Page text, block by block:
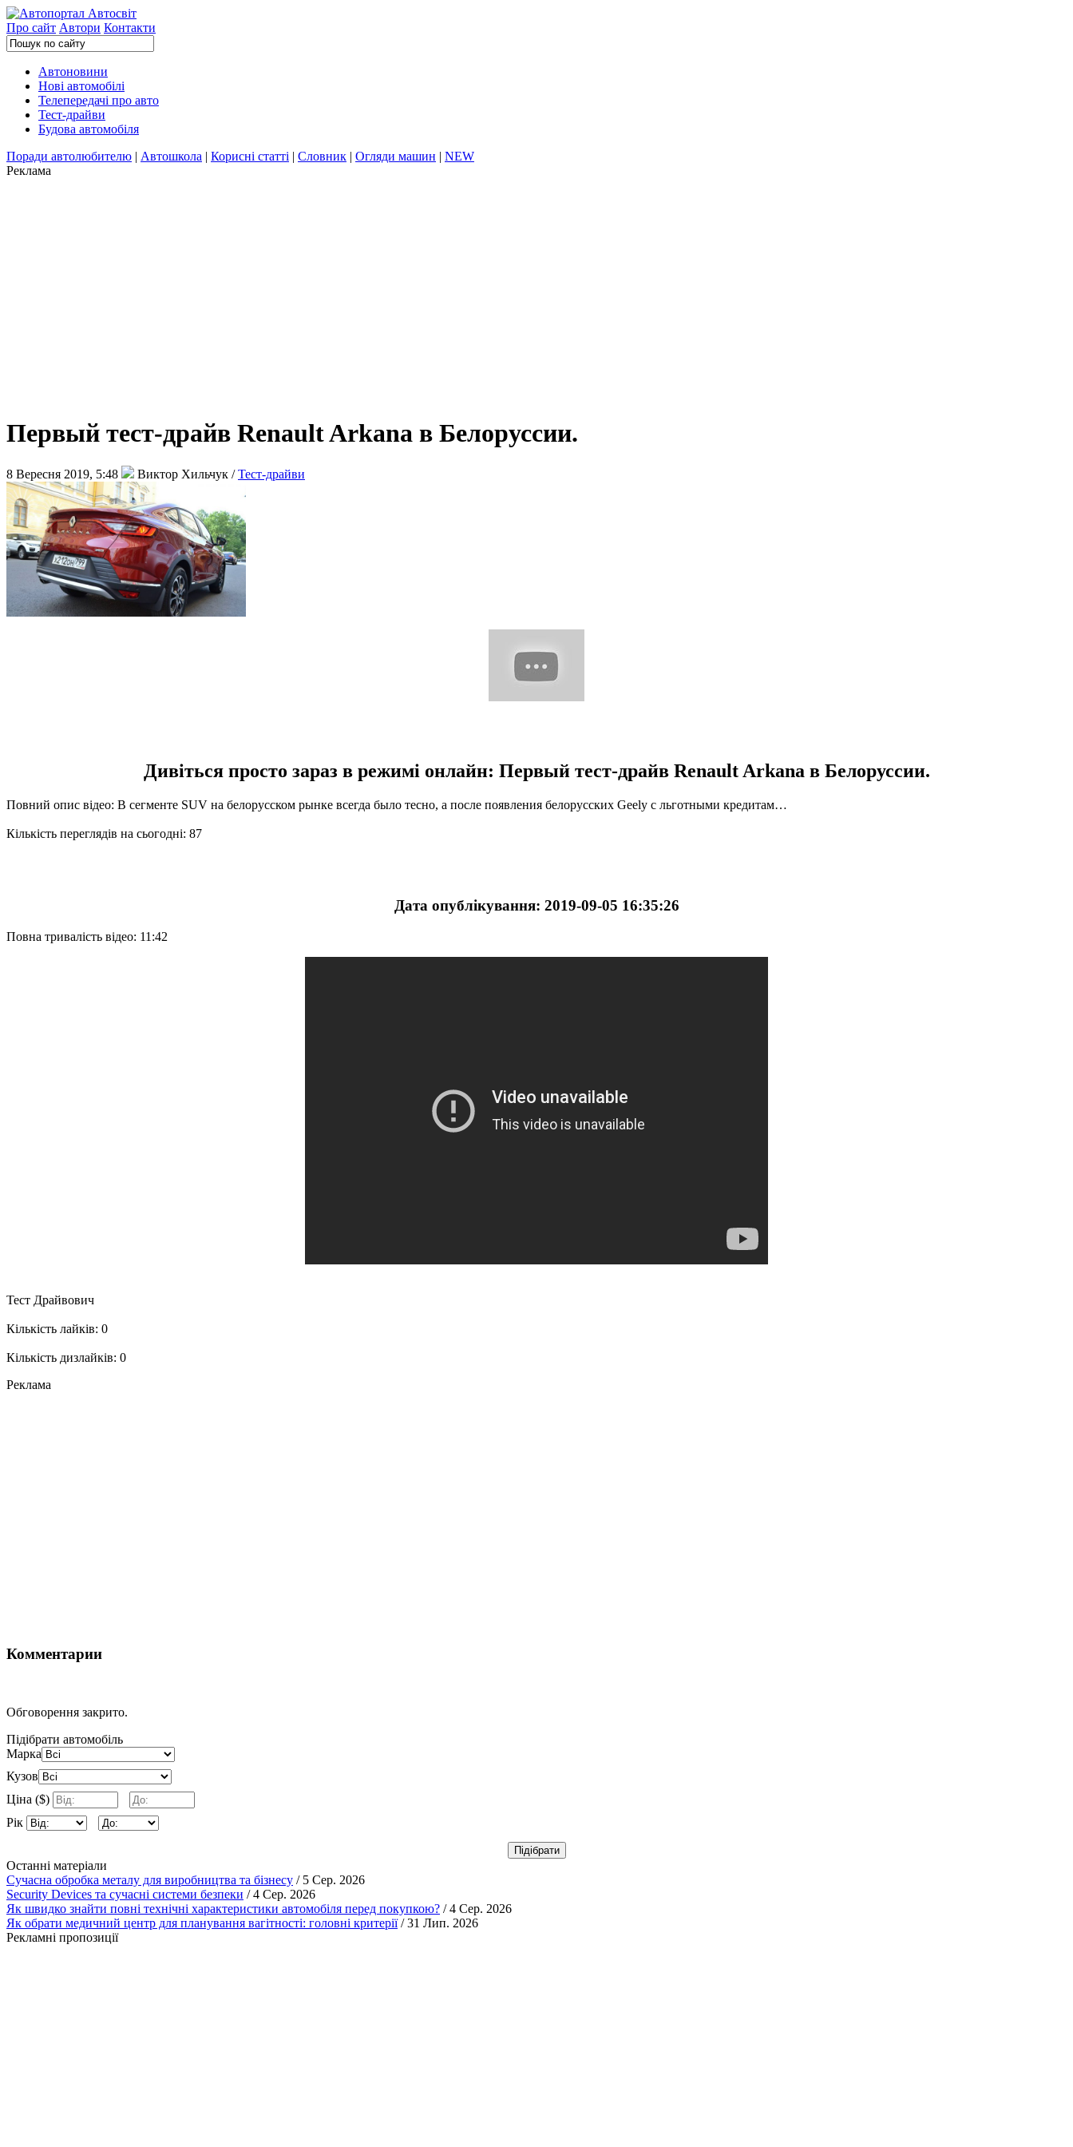
Про сайт Автори Контакти
Автоновини
Нові автомобілі
Телепередачі про авто
Тест-драйви
Будова автомобіля
Поради автолюбителю | Автошкола | Корисні статті | Словник | Огляди машин | NEW
Реклама
Первый тест-драйв Renault Arkana в Белоруссии.
8 Вересня 2019, 5:48 Виктор Хильчук /Тест-драйви
Дивіться просто зараз в режимі онлайн: Первый тест-драйв Renault Arkana в Белоруссии.
Повний опис відео: В сегменте SUV на белорусском рынке всегда было тесно, а после появления белорусских Geely с льготными кредитам…
Кількість переглядів на сьогодні: 87
Дата опублікування: 2019-09-05 16:35:26
Повна тривалість відео: 11:42
Тест Драйвович
Кількість лайків: 0
Кількість дизлайків: 0
Реклама
Комментарии
Обговорення закрито.
Підібрати автомобіль
Марка
Кузов
Ціна ($)
Рік
Останні матеріали
Сучасна обробка металу для виробництва та бізнесу / 5 Сер. 2026
Security Devices та сучасні системи безпеки / 4 Сер. 2026
Як швидко знайти повні технічні характеристики автомобіля перед покупкою? / 4 Сер. 2026
Як обрати медичний центр для планування вагітності: головні критерії/ 31 Лип. 2026
Рекламні пропозиції